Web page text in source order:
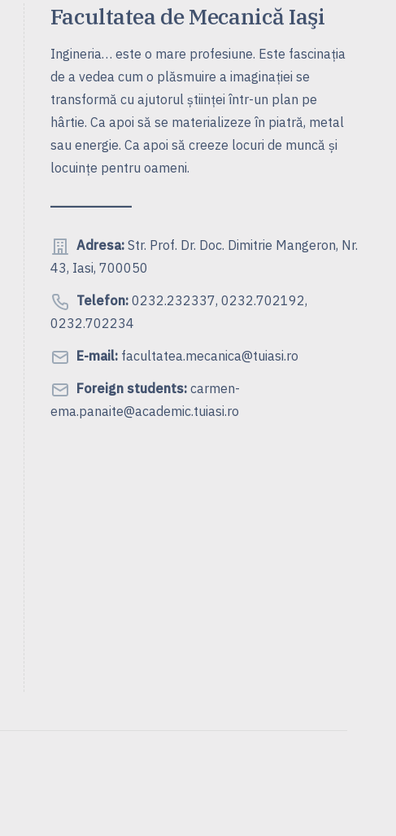
Facultatea de Mecanică Iaşi
Ingineria… este o mare profesiune. Este fascinaţia
de a vedea cum o plăsmuire a imaginaţiei se
transformă cu ajutorul ştiinţei într-un plan pe
hârtie. Ca apoi să se materializeze în piatră, metal
sau energie. Ca apoi să creeze locuri de muncă şi
locuinţe pentru oameni.
Adresa:Str. Prof. Dr. Doc. Dimitrie Mangeron, Nr.
43, Iasi, 700050
Telefon:0232.232337, 0232.702192,
0232.702234
E-mail:facultatea.mecanica@tuiasi.ro
Foreign students:carmen-
ema.panaite@academic.tuiasi.ro